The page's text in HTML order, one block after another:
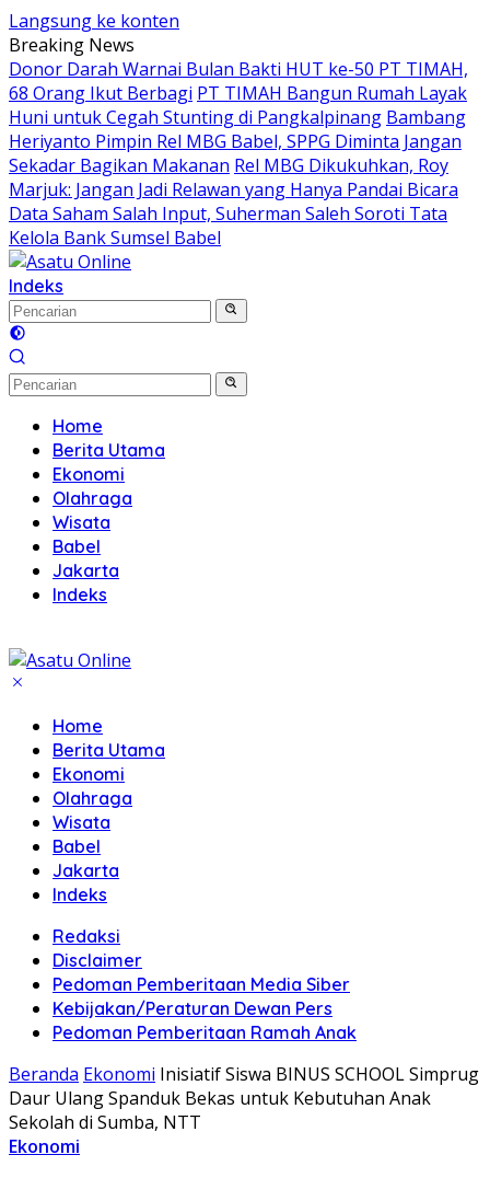
Langsung ke konten
Breaking News
Donor Darah Warnai Bulan Bakti HUT ke-50 PT TIMAH,
68 Orang Ikut Berbagi PT TIMAH Bangun Rumah Layak
Huni untuk Cegah Stunting di Pangkalpinang Bambang
Heriyanto Pimpin Rel MBG Babel, SPPG Diminta Jangan
Sekadar Bagikan Makanan Rel MBG Dikukuhkan, Roy
Marjuk: Jangan Jadi Relawan yang Hanya Pandai Bicara
Data Saham Salah Input, Suherman Saleh Soroti Tata
Kelola Bank Sumsel Babel
Indeks
Home
Berita Utama
Ekonomi
Olahraga
Wisata
Babel
Jakarta
Indeks
Home
Berita Utama
Ekonomi
Olahraga
Wisata
Babel
Jakarta
Indeks
Redaksi
Disclaimer
Pedoman Pemberitaan Media Siber
Kebijakan/Peraturan Dewan Pers
Pedoman Pemberitaan Ramah Anak
Beranda Ekonomi Inisiatif Siswa BINUS SCHOOL Simprug
Daur Ulang Spanduk Bekas untuk Kebutuhan Anak
Sekolah di Sumba, NTT
Ekonomi